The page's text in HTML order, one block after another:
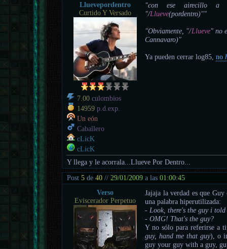
Lluevepordentro
Curtido Y Versado
7.00 culombios
14959 p.d.exp.
Un eón
Caballero
cLicK
cLicK
"con ese airecillo
"/Llueve(pordentro)""
"Obviamente, "/Llueve" no
Cannavaro)"
Ya pueden cerrar log85,no
Y llega y le acorrala...Llueve Por Dentro...
Post5 de40 // 29/01/2009 a las01:00:45
Verso
Eviscerador Perpetuo
Jajaja la verdad es que
una palabra hiperutilizada:
- Look, there's the guy i
- OMG! That's the guy?
Y no sólo para referirse a
guy, hand me that guy), o
guy your guy with a guy,